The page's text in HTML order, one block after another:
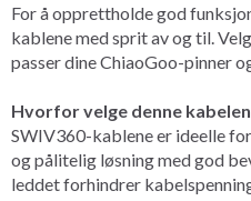
For å opprettholde god
kablene med sprit av og til.
passer dine ChiaoGoo-pinner
Hvorfor velge denne
SWIV360-kablene er ideelle
og pålitelig løsning med god
leddet forhindrer